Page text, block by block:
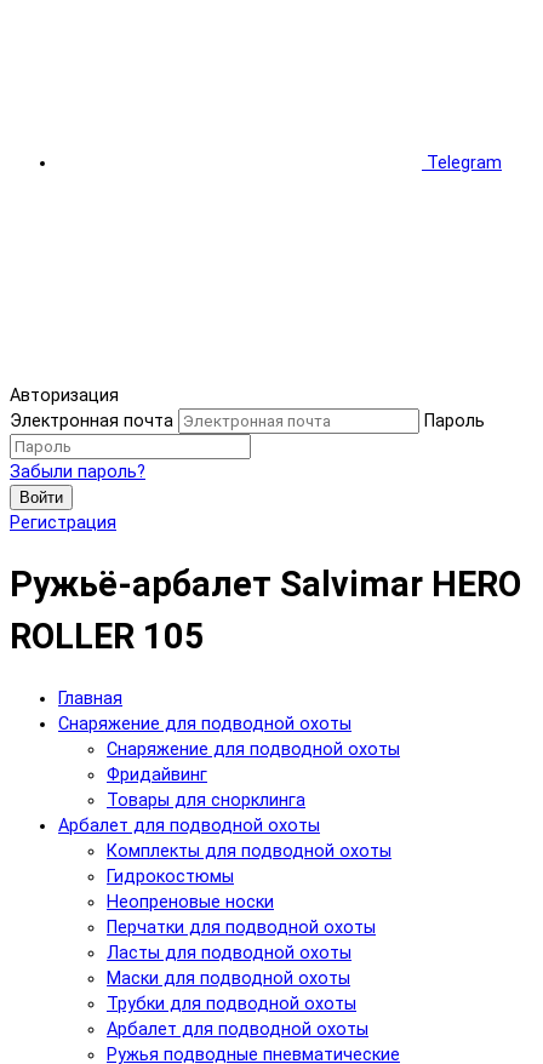
Telegram
Авторизация
Электронная почта
Пароль
Забыли пароль?
Войти
Регистрация
Ружьё-арбалет Salvimar HERO
ROLLER 105
Главная
Снаряжение для подводной охоты
Снаряжение для подводной охоты
Фридайвинг
Товары для снорклинга
Арбалет для подводной охоты
Комплекты для подводной охоты
Гидрокостюмы
Неопреновые носки
Перчатки для подводной охоты
Ласты для подводной охоты
Маски для подводной охоты
Трубки для подводной охоты
Арбалет для подводной охоты
Ружья подводные пневматические